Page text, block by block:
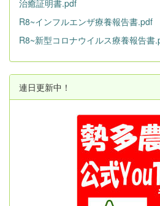
治癒証明書.pdf
R8~インフルエンザ療養報告書.pdf
R8~新型コロナウイルス療養報告書
連日更新中！